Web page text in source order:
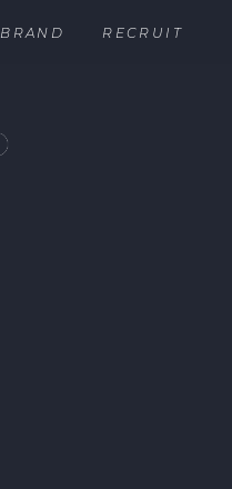
BRAND RECRUIT